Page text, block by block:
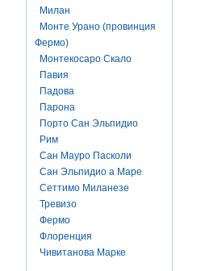
Милан
Монте Урано (провинция
Фермо)
Монтекосаро Скало
Павия
Падова
Парона
Порто Сан Эльпидио
Рим
Сан Мауро Пасколи
Сан Эльпидио а Маре
Сеттимо Миланезе
Тревизо
Фермо
Флоренция
Чивитанова Марке